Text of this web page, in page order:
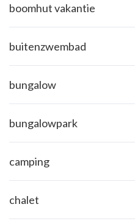
boomhut vakantie
buitenzwembad
bungalow
bungalowpark
camping
chalet